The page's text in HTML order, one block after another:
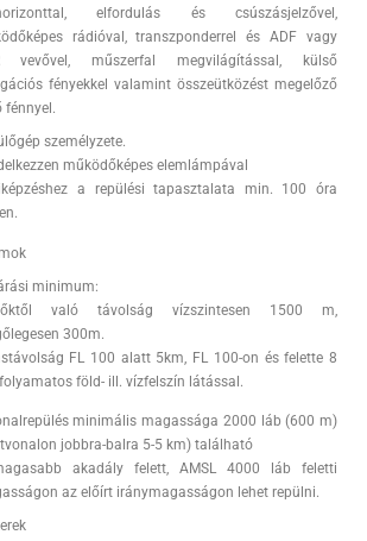
elfordulás és csúszásjelzővel,
rádióval, transzponderrel és ADF vagy
vevővel, műszerfal megvilágítással, külső
fényekkel valamint összeütközést megelőző
fénnyel.
személyzete.
működőképes elemlámpával
a repülési tapasztalata min. 100 óra
minimum:
való távolság vízszintesen 1500 m,
300m.
FL 100 alatt 5km, FL 100-on és felette 8
föld- ill. vízfelszín látással.
minimális magassága 2000 láb (600 m)
jobbra-balra 5-5 km) található
akadály felett, AMSL 4000 láb feletti
az előírt iránymagasságon lehet repülni.